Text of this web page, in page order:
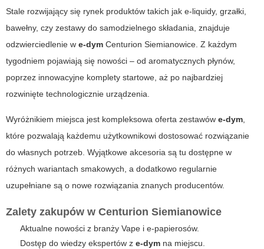
Stale rozwijający się rynek produktów takich jak e-liquidy, grzałki,
bawełny, czy zestawy do samodzielnego składania, znajduje
odzwierciedlenie w e-dym Centurion Siemianowice. Z każdym
tygodniem pojawiają się nowości – od aromatycznych płynów,
poprzez innowacyjne komplety startowe, aż po najbardziej
rozwinięte technologicznie urządzenia.
Wyróżnikiem miejsca jest kompleksowa oferta zestawów e-dym,
które pozwalają każdemu użytkownikowi dostosować rozwiązanie
do własnych potrzeb. Wyjątkowe akcesoria są tu dostępne w
różnych wariantach smakowych, a dodatkowo regularnie
uzupełniane są o nowe rozwiązania znanych producentów.
Zalety zakupów w Centurion Siemianowice
Aktualne nowości z branży Vape i e-papierosów.
Dostęp do wiedzy ekspertów z e-dym na miejscu.